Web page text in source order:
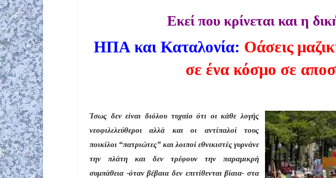
Εκεί που κρίνεται και η
ΗΠΑ και Καταλονία: Οάσεις
σε ένα κόσμο σε
Ίσως δεν είναι διόλου τυχαίο ότι οι κάθε λογής
νεοφιλελεύθεροι αλλά και οι αντίπαλοί τους
ποικίλοι “πατριώτες” και λοιποί εθνικιστές γυρνάνε
την πλάτη και δεν τρέφουν την παραμικρή
συμπάθεια -όταν βέβαια δεν επιτίθενται βίαια- στα